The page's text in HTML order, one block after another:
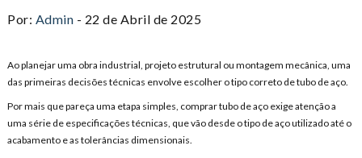
Por: Admin - 22 de Abril de 2025
Ao planejar uma obra industrial, projeto estrutural ou montagem mecânica, uma
das primeiras decisões técnicas envolve escolher o tipo correto de tubo de aço.
Por mais que pareça uma etapa simples, comprar tubo de aço exige atenção a
uma série de especificações técnicas, que vão desde o tipo de aço utilizado até o
acabamento e as tolerâncias dimensionais.